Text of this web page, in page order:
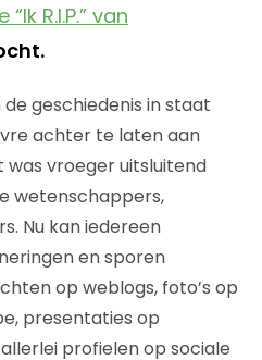
R.I.P.” van
geschiedenis in staat
achter te laten aan
was vroeger uitsluitend
wetenschappers,
Nu kan iedereen
en sporen
op weblogs, foto’s op
presentaties op
profielen op sociale